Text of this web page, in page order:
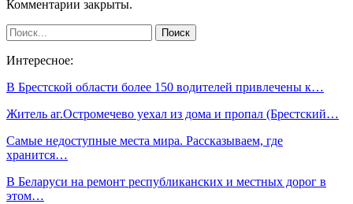
Комментарии закрыты.
Интересное:
В Брестской области более 150 водителей привлечены к…
Житель аг.Остромечево уехал из дома и пропал (Брестский…
Самые недоступные места мира. Рассказываем, где
хранится…
В Беларуси на ремонт республиканских и местных дорог в
этом…